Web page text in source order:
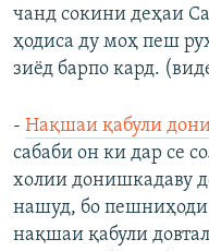
чанд сокини деҳаи
ҳодиса ду моҳ пеш
зиёд барпо кард.
- Нақшаи қабули
сабаби он ки дар се
холии донишкадаву
нашуд, бо
нақшаи қабули